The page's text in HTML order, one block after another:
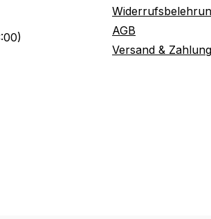
AGB
Versand & Zahlung